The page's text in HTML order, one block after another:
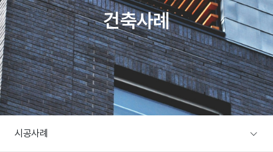
건축구조
건축절차
자재품질
오시는 길
주택전시장
타이니TV
상담문의
건축문의
A/S문의
건축사례
시공사례